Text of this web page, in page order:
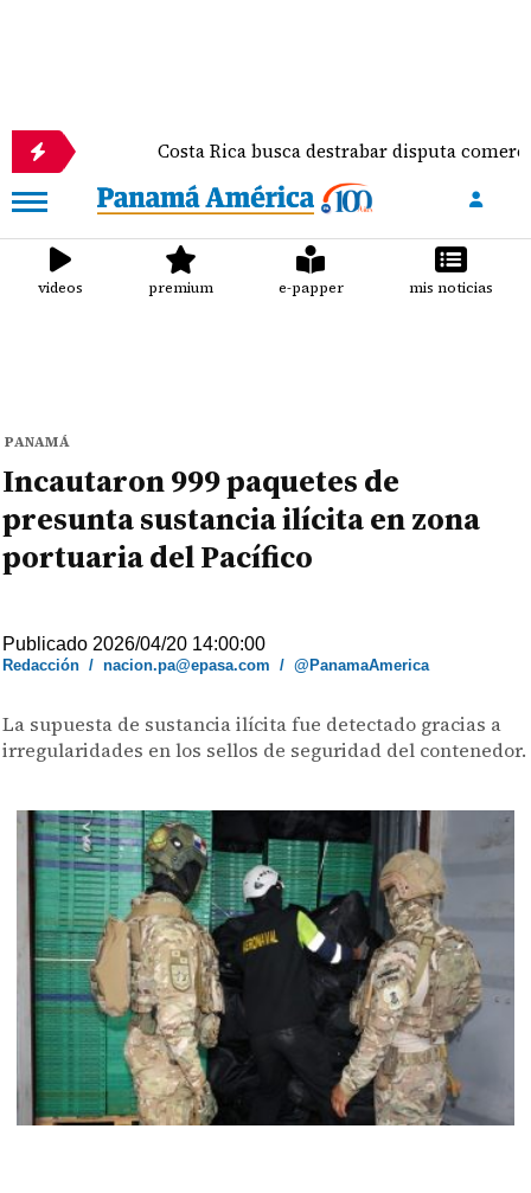
Costa Rica busca destrabar disputa comercial y
videos premium e-papper mis noticias
PANAMÁ
Incautaron 999 paquetes de
presunta sustancia ilícita en zona
portuaria del Pacífico
Publicado 2026/04/20 14:00:00
Redacción /nacion.pa@epasa.com /@PanamaAmerica
La supuesta de sustancia ilícita fue detectado gracias a
irregularidades en los sellos de seguridad del contenedor.